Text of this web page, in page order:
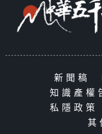
新聞稿
知識產權
私隱政策
其